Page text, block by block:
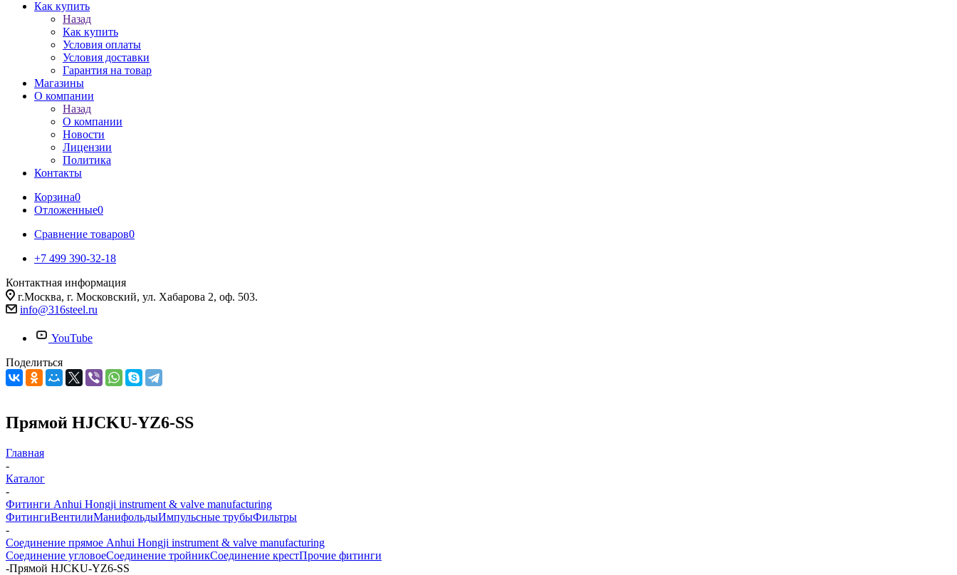
Как купить
Назад
Как купить
Условия оплаты
Условия доставки
Гарантия на товар
Магазины
О компании
Назад
О компании
Новости
Лицензии
Политика
Контакты
Корзина0
Отложенные0
Сравнение товаров0
+7 499 390-32-18
Контактная информация
г.Москва, г. Московский, ул. Хабарова 2, оф. 503.
info@316steel.ru
YouTube
Поделиться
Прямой HJCKU-YZ6-SS
Главная
-
Каталог
-
Фитинги Anhui Hongji instrument & valve manufacturing
ФитингиВентилиМанифольдыИмпульсные трубыФильтры
-
Соединение прямое Anhui Hongji instrument & valve manufacturing
Соединение угловоеСоединение тройникСоединение крестПрочие фитинги
-Прямой HJCKU-YZ6-SS